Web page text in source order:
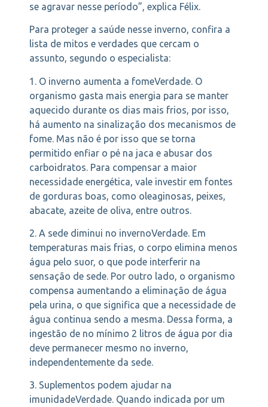
se agravar nesse período”, explica Félix.
Para proteger a saúde nesse inverno, confira a
lista de mitos e verdades que cercam o
assunto, segundo o especialista:
1. O inverno aumenta a fomeVerdade. O
organismo gasta mais energia para se manter
aquecido durante os dias mais frios, por isso,
há aumento na sinalização dos mecanismos de
fome. Mas não é por isso que se torna
permitido enfiar o pé na jaca e abusar dos
carboidratos. Para compensar a maior
necessidade energética, vale investir em fontes
de gorduras boas, como oleaginosas, peixes,
abacate, azeite de oliva, entre outros.
2. A sede diminui no invernoVerdade. Em
temperaturas mais frias, o corpo elimina menos
água pelo suor, o que pode interferir na
sensação de sede. Por outro lado, o organismo
compensa aumentando a eliminação de água
pela urina, o que significa que a necessidade de
água continua sendo a mesma. Dessa forma, a
ingestão de no mínimo 2 litros de água por dia
deve permanecer mesmo no inverno,
independentemente da sede.
3. Suplementos podem ajudar na
imunidadeVerdade. Quando indicada por um